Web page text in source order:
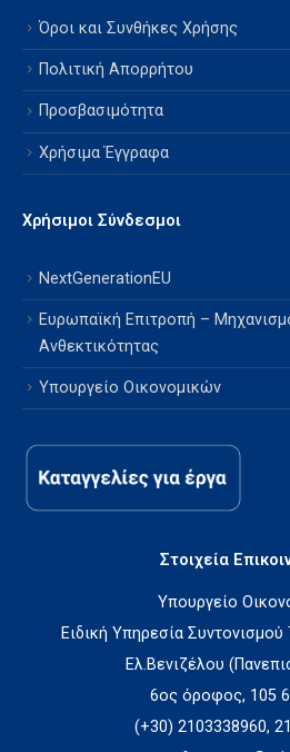
Όροι και Συνθήκες Χρήσης
Πολιτική Απορρήτου
Προσβασιμότητα
Χρήσιμα Έγγραφα
Χρήσιμοι Σύνδεσμοι
NextGenerationEU
Ευρωπαϊκή Επιτροπή –
Ανθεκτικότητας
Υπουργείο Οικονομικών
Στοιχεία
Υπουργείο
Ειδική Υπηρεσία
Ελ.Βενιζέλου
6ος όροφος, 105
(+30) 2103338960,